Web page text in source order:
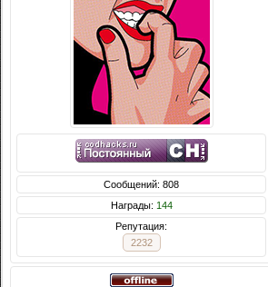
Сообщений: 808
Награды: 144
Репутация:
2232